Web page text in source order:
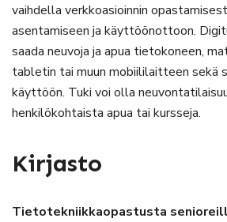
vaihdella verkkoasioinnin
asentamiseen ja käyttöönottoon.
saada neuvoja ja apua tietokoneen,
tabletin tai muun mobiililaitteen sekä
käyttöön. Tuki voi olla
henkilökohtaista apua tai kursseja.
Kirjasto
Tietotekniikkaopastusta